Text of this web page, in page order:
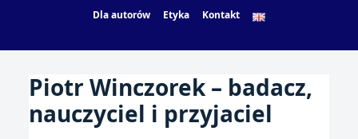
Dla autorów Etyka Kontakt
Piotr Winczorek – badacz,
nauczyciel i przyjaciel